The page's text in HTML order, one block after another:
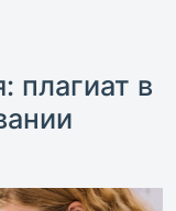
плагиат в